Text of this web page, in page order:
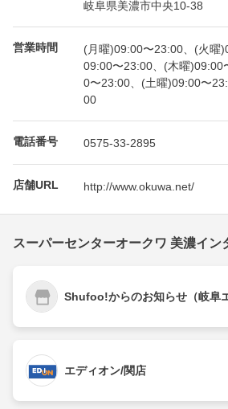
岐阜県美濃市中央10-38
営業時間
(月曜)09:00〜23:00、(火曜
09:00〜23:00、(木曜)09:00
0〜23:00、(土曜)09:00〜
00
電話番号 0575-33-2895
店舗URL http://www.okuwa.net/
スーパーセンターオークワ 美濃イン
Shufoo!からのお知らせ（岐阜
エディオン/関店